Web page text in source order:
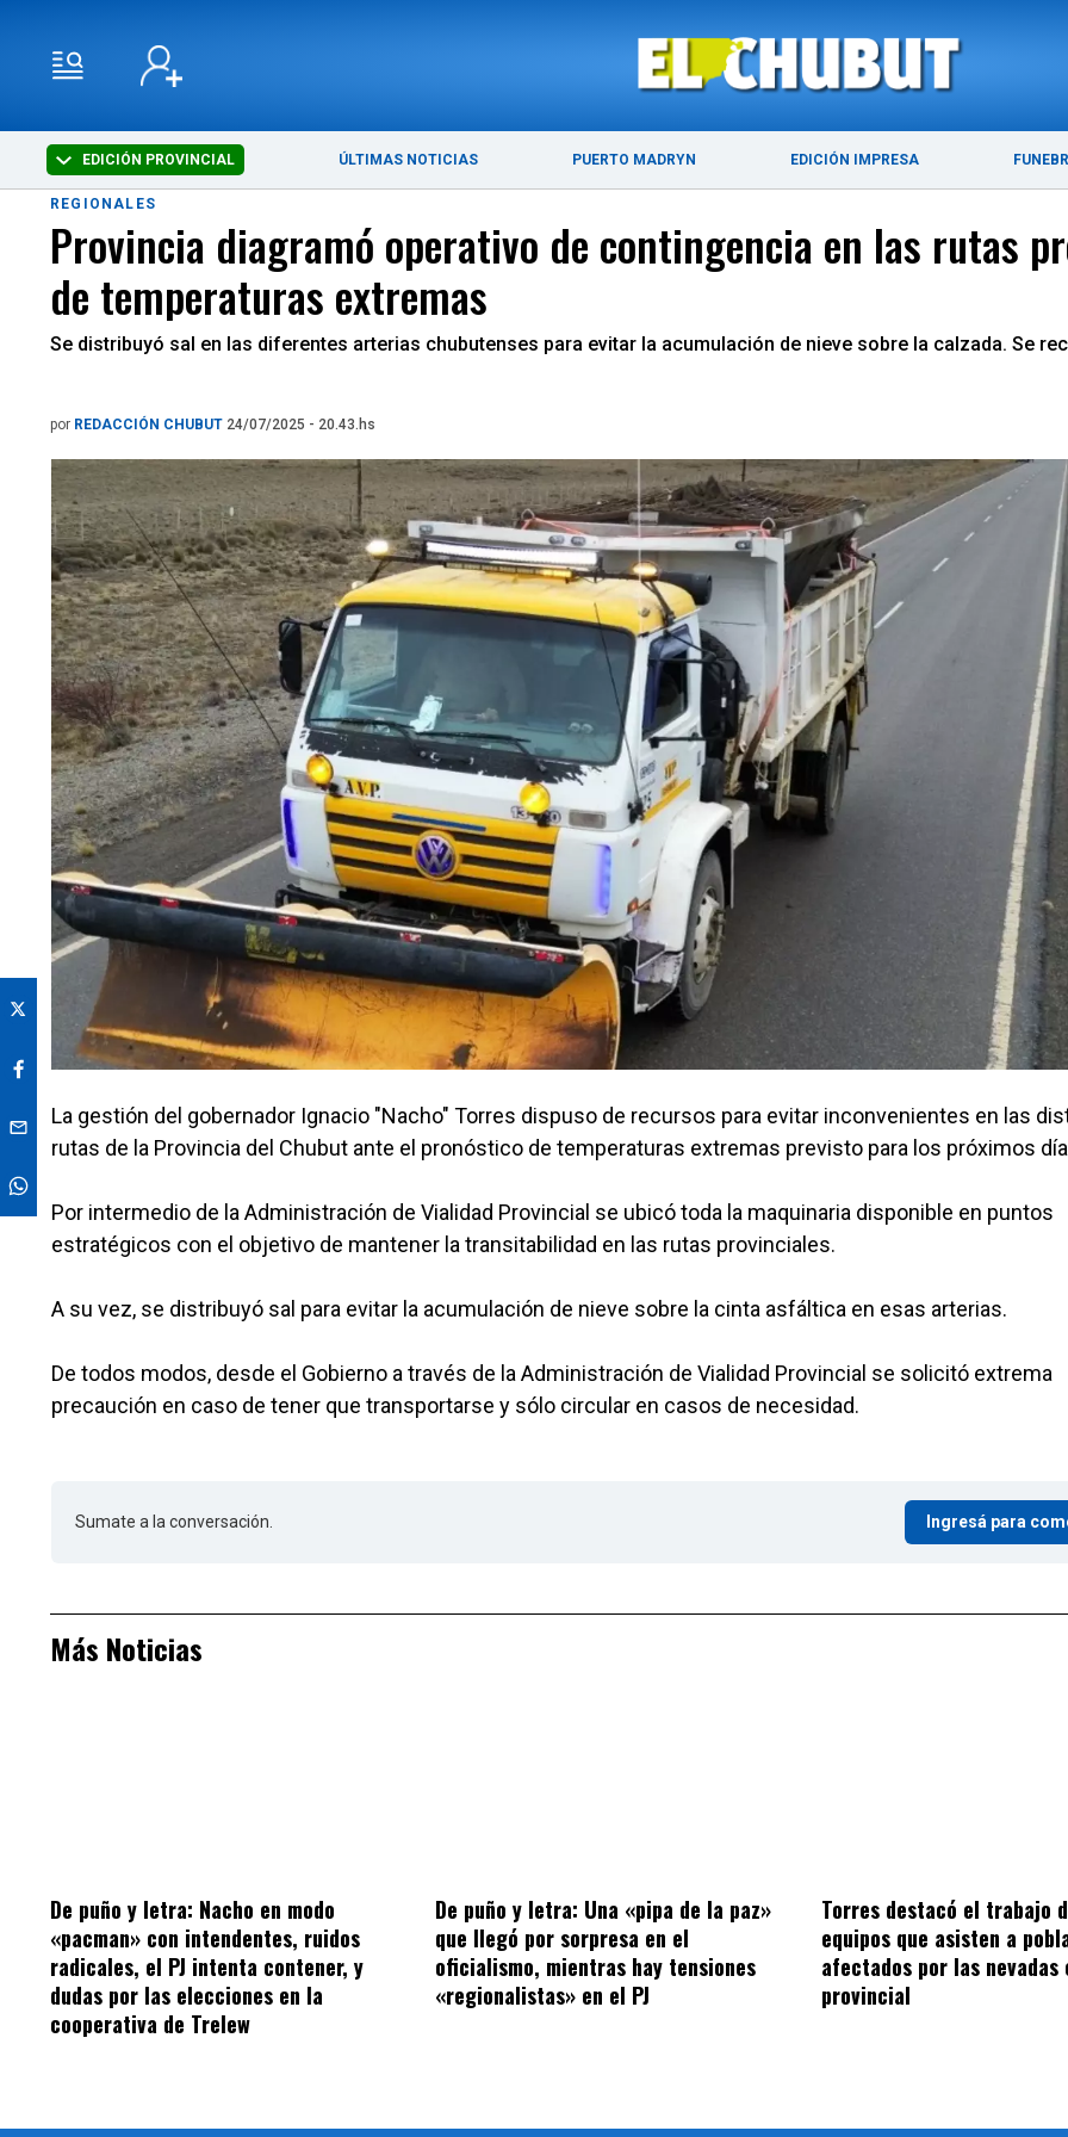
EDICIÓN PROVINCIAL ÚLTIMAS NOTICIAS PUERTO MADRYN EDICIÓN IMPRESA
ÚLTIMAS NOTICIAS PUERTO MADRYN
REGIONALES
Provincia diagramó operativo de contingencia en las rutas
de temperaturas extremas
Se distribuyó sal en las diferentes arterias chubutenses para evitar la acumulación de nieve sobre la calzada. Se
por REDACCIÓN CHUBUT 24/07/2025 - 20.43.hs
La gestión del gobernador Ignacio "Nacho" Torres dispuso de recursos para evitar inconvenientes en las
rutas de la Provincia del Chubut ante el pronóstico de temperaturas extremas previsto para los próximos
Por intermedio de la Administración de Vialidad Provincial se ubicó toda la maquinaria disponible en puntos
estratégicos con el objetivo de mantener la transitabilidad en las rutas provinciales.
A su vez, se distribuyó sal para evitar la acumulación de nieve sobre la cinta asfáltica en esas arterias.
De todos modos, desde el Gobierno a través de la Administración de Vialidad Provincial se solicitó extrema
precaución en caso de tener que transportarse y sólo circular en casos de necesidad.
Sumate a la conversación. Ingresá para
Más Noticias
De puño y letra: Nacho en modo
«pacman» con intendentes, ruidos
radicales, el PJ intenta contener, y
dudas por las elecciones en la
cooperativa de Trelew
De puño y letra: Una «pipa de la paz»
que llegó por sorpresa en el
oficialismo, mientras hay tensiones
«regionalistas» en el PJ
Torres destacó el trabajo
equipos que asisten a
afectados por las nevadas
provincial